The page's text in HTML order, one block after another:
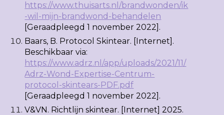
https://www.thuisarts.nl/brandwonden/ik
-wil-mijn-brandwond-behandelen
[Geraadpleegd 1 november 2022].
Baars, B. Protocol Skintear. [Internet].
Beschikbaar via:
https://www.adrz.nl/app/uploads/2021/11/
Adrz-Wond-Expertise-Centrum-
protocol-skintears-PDF.pdf
[Geraadpleegd 1 november 2022].
V&VN. Richtlijn skintear. [Internet] 2025.